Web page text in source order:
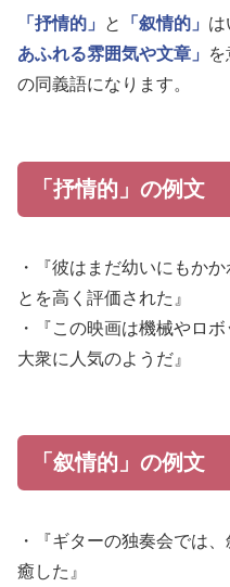
「抒情的」 と 「叙情的」 は
あふれる雰囲気や文章」
の同義語になります。
「抒情的」の例文
・『彼はまだ幼いにもか
とを高く評価された』
・『この映画は機械やロ
大衆に人気のようだ』
「叙情的」の例文
・『ギターの独奏会では
癒した』